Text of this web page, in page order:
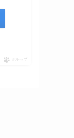
ポチップ